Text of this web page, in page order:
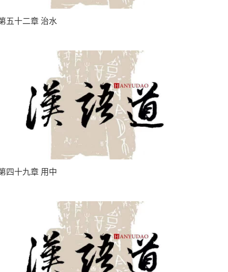
五十二章 治水
四十九章 用中